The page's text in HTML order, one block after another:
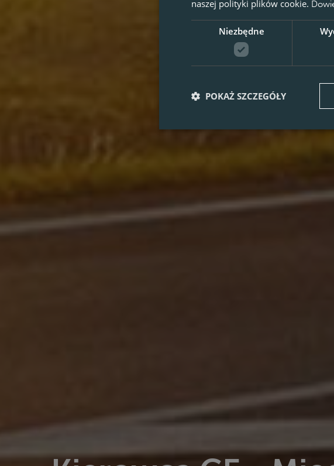
naszej polityki plików cookie.
Niezbędne
POKAŻ SZCZEGÓŁY